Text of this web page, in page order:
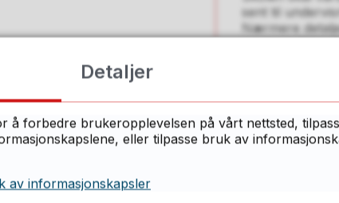
sent til
Nærmere
at flere elever
når dette
ordinære
skole.
Detaljer
å forbedre brukeropplevelsen på vårt nettsted,
eller tilpasse bruk av
av informasjonskapsler